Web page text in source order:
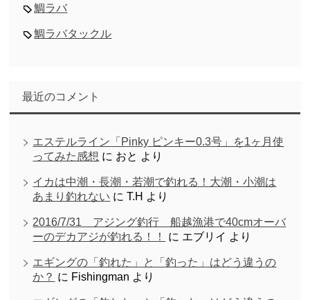
鯛ラバ
鯛ラバタックル
最近のコメント
エステルライン「Pinky ピンキー0.3号」を1ヶ月使
ってみた感想 に おと より
イカは中潮・長潮・若潮で釣れる！大潮・小潮は
あまり釣れない にT.H より
2016/7/31 アジング釣行 船越漁港で40cmオーバ
ーのデカアジが釣れる！！
に エブリイ より
エギングの「釣れた」と「釣った」はどう違うの
か？ に Fishingman より